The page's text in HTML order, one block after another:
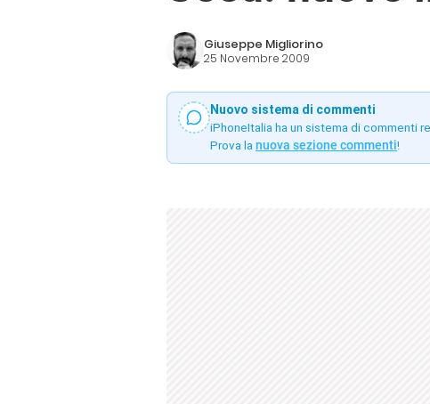
Giuseppe Migliorino
25 Novembre 2009
Nuovo sistema di commenti
iPhoneItalia ha un sistema di commenti
Prova la nuova sezione commenti!